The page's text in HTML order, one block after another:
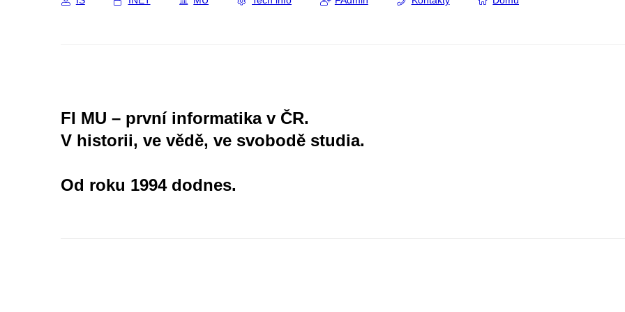
FI MU – první informatika v ČR.
V historii, ve vědě, ve svobodě studia.
Od roku 1994 dodnes.